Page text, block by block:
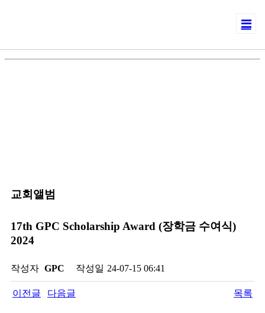
교회앨범
17th GPC Scholarship Award (장학금 수여식)
2024
작성자 GPC 작성일 24-07-15 06:41
이전글 다음글 목록